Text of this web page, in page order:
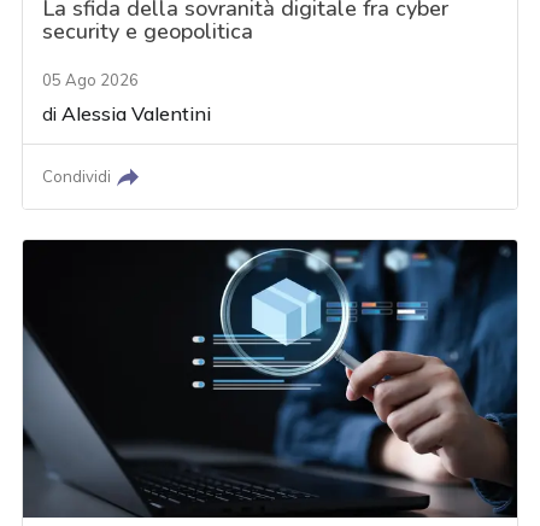
La sfida della sovranità digitale fra cyber
security e geopolitica
05 Ago 2026
diAlessia Valentini
Condividi